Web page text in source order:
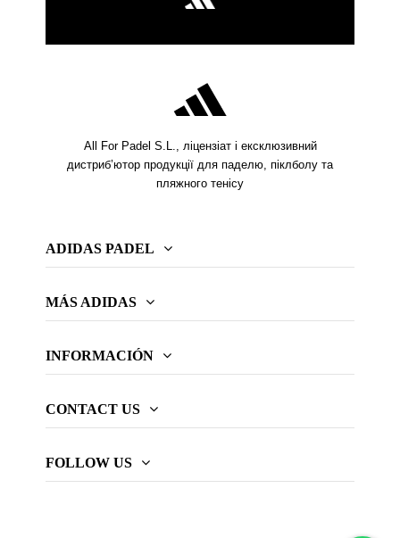
All For Padel S.L., ліцензіат і ексклюзивний
дистриб’ютор продукції для паделю, піклболу та
пляжного тенісу
ADIDAS PADEL
MÁS ADIDAS
INFORMACIÓN
CONTACT US
FOLLOW US